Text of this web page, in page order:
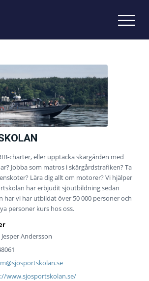
charter, eller upptäcka skärgården med
Jobba som matros i skärgårdstrafiken? Ta
Lära dig allt om motorer? Vi hjälper
har erbjudit sjöutbildning sedan
har vi har utbildat över 50 000 personer och
personer kurs hos oss.
Jesper Andersson
www.sjosportskolan.se/